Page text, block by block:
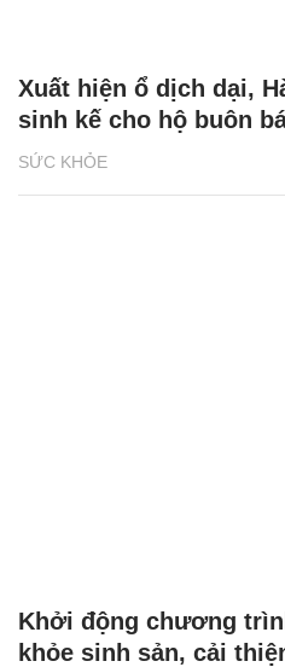
SỨC KHỎE
Xuất hiện ổ dịch dại,
sinh kế cho hộ buôn
Khởi động chương
khỏe sinh sản, cải